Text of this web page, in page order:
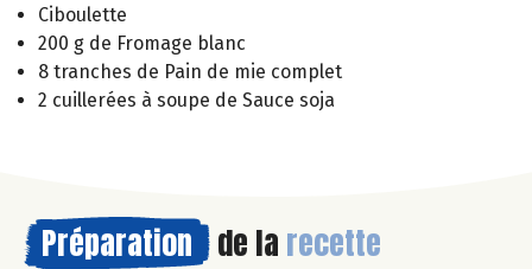
Ciboulette
200 g de Fromage blanc
8 tranches de Pain de mie complet
2 cuillerées à soupe de Sauce soja
Préparation de la recette